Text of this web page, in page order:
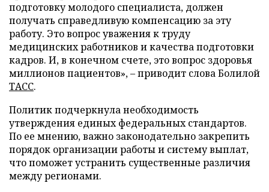
подготовку молодого специалиста, должен
получать справедливую компенсацию за эту
работу. Это вопрос уважения к труду
медицинских работников и качества подготовки
кадров. И, в конечном счете, это вопрос здоровья
миллионов пациентов», – приводит слова Болилой
ТАСС.
Политик подчеркнула необходимость
утверждения единых федеральных стандартов.
По ее мнению, важно законодательно закрепить
порядок организации работы и систему выплат,
что поможет устранить существенные различия
между регионами.